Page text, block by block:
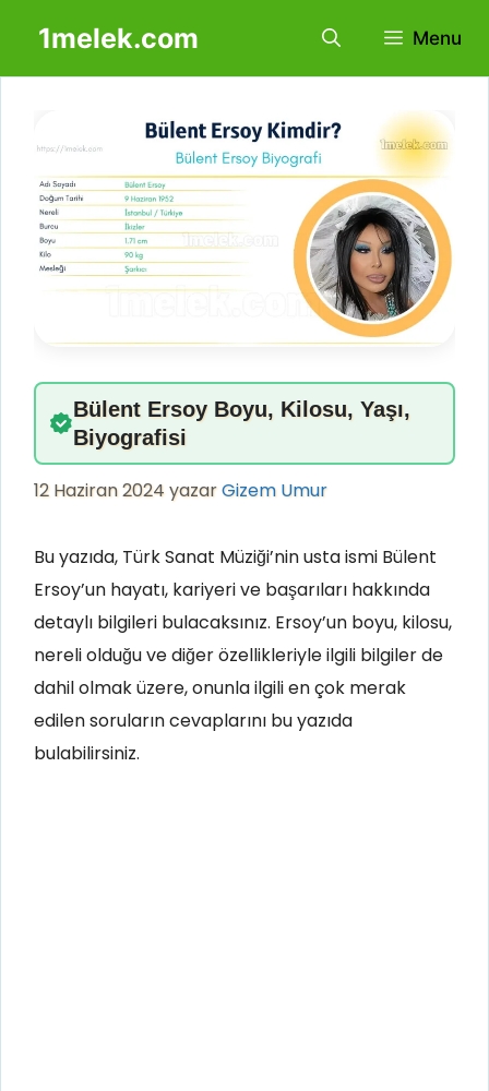
1melek.com Menu
Bülent Ersoy Boyu, Kilosu, Yaşı,
Biyografisi
12 Haziran 2024yazarGizem Umur
Bu yazıda, Türk Sanat Müziği’nin usta ismi Bülent
Ersoy’un hayatı, kariyeri ve başarıları hakkında
detaylı bilgileri bulacaksınız. Ersoy’un boyu, kilosu,
nereli olduğu ve diğer özellikleriyle ilgili bilgiler de
dahil olmak üzere, onunla ilgili en çok merak
edilen soruların cevaplarını bu yazıda
bulabilirsiniz.